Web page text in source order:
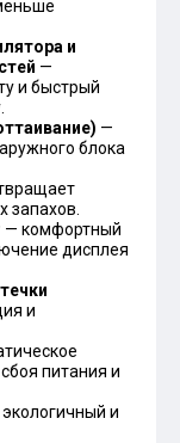
и
—
и быстрый
—
блока
запахов.
— комфортный
дисплея
и
питания и
и